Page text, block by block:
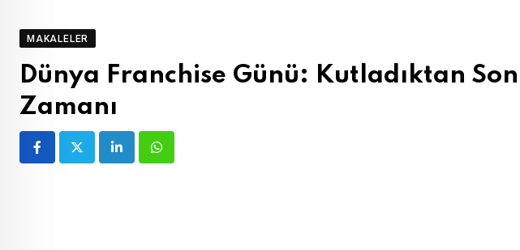
MAKALELER
Dünya Franchise Günü: Kutladıktan
Zamanı
LinkedInWhatsapp